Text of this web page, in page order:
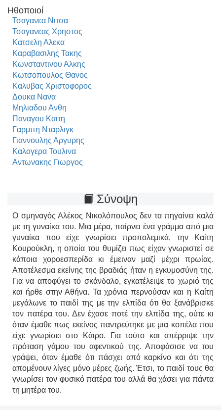
Ηθοποιοί
Τσαγανεα Νιτσα
Τσαγανεας Χρηστος
Κατσελη Αλεκα
Καραβασιλης Τακης
Κωνσταντινου Αλκης
Κωτσοπουλος Θανος
Καλυβας Χριστοφορος
Δουκα Νανα
Μηλιαδου Ανθη
Παναγου Καιτη
Γαρμπη Νταρλιγκ
Γιαννουλης Αργυρης
Καλογερα Τουλινα
Αντωνακης Γιωργος
Σύνοψη
Ο σμηναγός Αλέκος Νικολόπουλος δεν τα πηγαίνει καλά
με τη γυναίκα του. Μια μέρα, παίρνει ένα γράμμα από μια
γυναίκα που είχε γνωρίσει προπολεμικά, την Καίτη
Κουρούκλη, η οποία του θυμίζει πως είχαν γνωριστεί σε
κάποια χοροεσπερίδα κι έμειναν μαζί μέχρι πρωίας.
Αποτέλεσμα εκείνης της βραδιάς ήταν η εγκυμοσύνη της.
Για να αποφύγει το σκάνδαλο, εγκατέλειψε το χωριό της
και ήρθε στην Αθήνα. Τα χρόνια περνούσαν και η Καίτη
μεγάλωνε το παιδί της με την ελπίδα ότι θα ξανάβρισκε
τον πατέρα του. Δεν έχασε ποτέ την ελπίδα της, ούτε κι
όταν έμαθε πως εκείνος παντρεύτηκε με μια κοπέλα που
είχε γνωρίσει στο Κάιρο. Για τούτο και απέρριψε την
πρόταση γάμου του αφεντικού της. Αποφάσισε να του
γράψει, όταν έμαθε ότι πάσχει από καρκίνο και ότι της
απομένουν λίγες μόνο μέρες ζωής. Έτσι, το παιδί τους θα
γνωρίσει τον φυσικό πατέρα του αλλά θα χάσει για πάντα
τη μητέρα του.